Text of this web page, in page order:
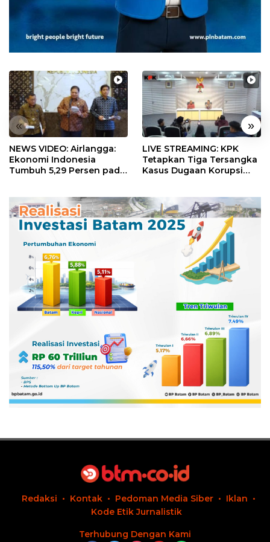
« »
NEWS VIDEO: Airlangga:
Ekonomi Indonesia
Tumbuh 5,29 Persen pada
LIVE STREAMING: KPK
Tetapkan Tiga Tersangka
Kasus Dugaan Korupsi
Redaksi Kontak Pedoman Media Siber
Iklan
Kode Etik Jurnalistik
Terhubung Dengan Kami